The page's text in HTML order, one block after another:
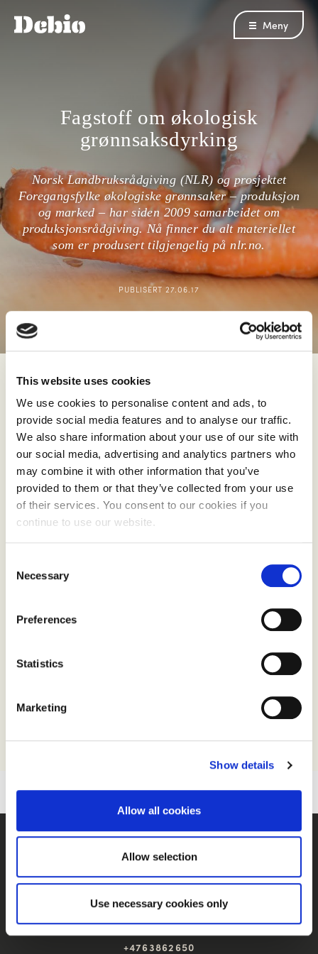
This website uses cookies
We use cookies to personalise content and ads, to
provide social media features and to analyse our traffic.
We also share information about your use of our site with
our social media, advertising and analytics partners who
may combine it with other information that you’ve
provided to them or that they’ve collected from your use
of their services. You consent to our cookies if you
continue to use our website.
Selection
Necessary
Preferences
Statistics
Marketing
Show details
Allow all cookies
Allow selection
Use necessary cookies only
Fagstoff om økologisk
grønnsaksdyrking
Norsk Landbruksrådgiving (NLR) og prosjektet
Foregangsfylke økologiske grønnsaker – produksjon
og marked – har siden 2009 samarbeidet om
produksjonsrådgiving. Nå finner du alt materiellet
som er produsert tilgjengelig på nlr.no.
PUBLISERT27.06.17
− Siden 2014 har vi også hatt et nasjonalt ansvar
og ser derfor behovet for å formidle den
kompetansen som er bygget opp i disse årene. Alt
som er produsert i prosjektet blir derfor nå samlet
på nlr.no, lett tilgjengelig for interesserte
produsenter og rådgivere over hele landet, sier
Kari Mette Holm. Hun er fylkesgartner i Vestfold
nlr.no
kontor@debio.no
TELEFON
+4763862650
Meny